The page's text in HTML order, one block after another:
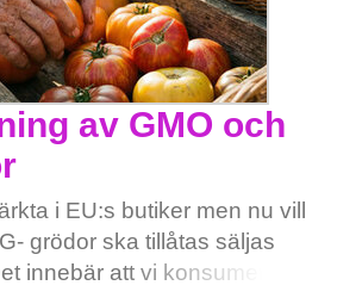
av GMO och
i EU:s butiker men nu vill
grödor ska tillåtas säljas
innebär att vi konsumenter